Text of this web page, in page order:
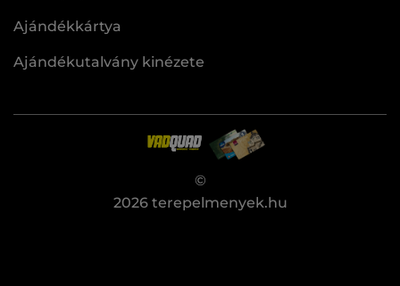
Ajándékkártya
Ajándékutalvány kinézete
©
2026 terepelmenyek.hu